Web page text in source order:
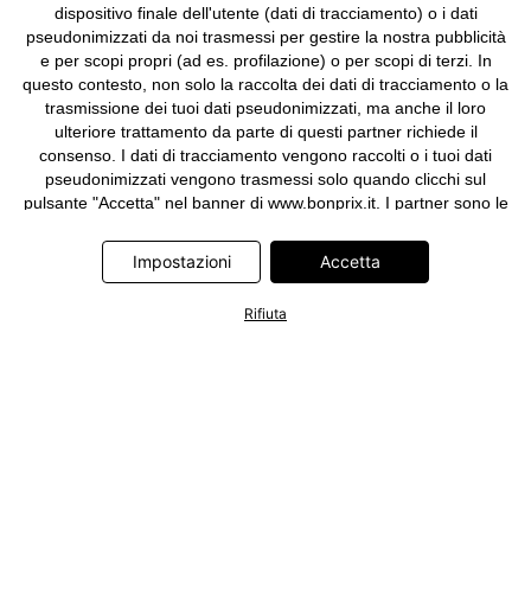
dispositivo finale dell'utente (dati di tracciamento) o i dati
pseudonimizzati da noi trasmessi per gestire la nostra pubblicità
e per scopi propri (ad es. profilazione) o per scopi di terzi. In
questo contesto, non solo la raccolta dei dati di tracciamento o la
trasmissione dei tuoi dati pseudonimizzati, ma anche il loro
ulteriore trattamento da parte di questi partner richiede il
consenso. I dati di tracciamento vengono raccolti o i tuoi dati
pseudonimizzati vengono trasmessi solo quando clicchi sul
pulsante "Accetta" nel banner di www.bonprix.it. I partner sono le
Limited, Hurra Communications GmbH, ID5 Technology Ltd,
Meta Platforms Ireland Limited, Microsoft Ireland Operations
Information Technologies UK Limited. Ulteriori informazioni sul
Impostazioni Accetta
Rifiuta